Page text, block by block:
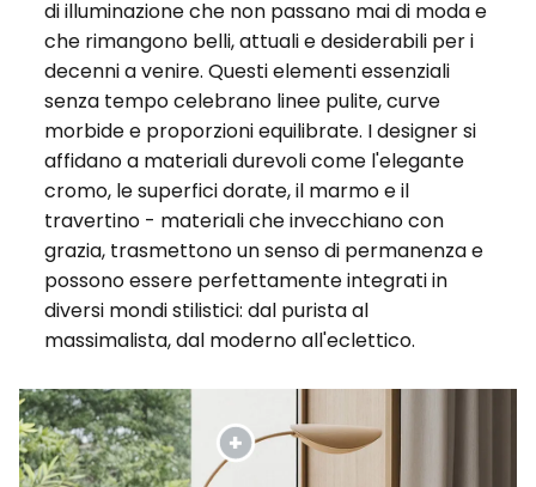
di illuminazione che non passano mai di moda e
che rimangono belli, attuali e desiderabili per i
decenni a venire. Questi elementi essenziali
senza tempo celebrano linee pulite, curve
morbide e proporzioni equilibrate. I designer si
affidano a materiali durevoli come l'elegante
cromo, le superfici dorate, il marmo e il
travertino - materiali che invecchiano con
grazia, trasmettono un senso di permanenza e
possono essere perfettamente integrati in
diversi mondi stilistici: dal purista al
massimalista, dal moderno all'eclettico.